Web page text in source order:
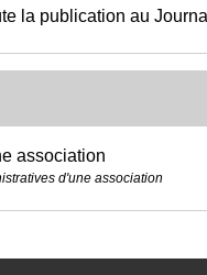
la publication au
association
d'une association